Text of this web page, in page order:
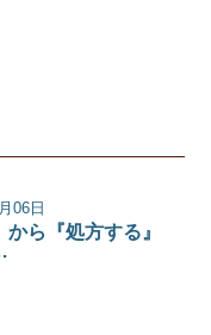
06日
から『処方する』